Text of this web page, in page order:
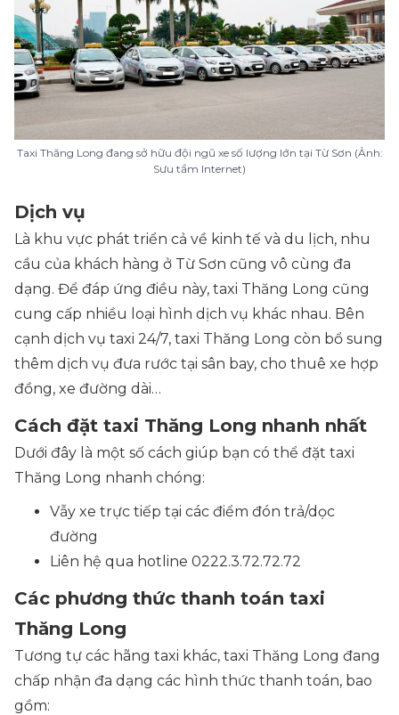
Taxi Thăng Long đang sở hữu đội ngũ xe số lượng lớn tại Từ Sơn (Ảnh:
Sưu tầm Internet)
Dịch vụ
Là khu vực phát triển cả về kinh tế và du lịch, nhu
cầu của khách hàng ở Từ Sơn cũng vô cùng đa
dạng. Để đáp ứng điều này, taxi Thăng Long cũng
cung cấp nhiều loại hình dịch vụ khác nhau. Bên
cạnh dịch vụ taxi 24/7, taxi Thăng Long còn bổ sung
thêm dịch vụ đưa rước tại sân bay, cho thuê xe hợp
đồng, xe đường dài…
Cách đặt taxi Thăng Long nhanh nhất
Dưới đây là một số cách giúp bạn có thể đặt taxi
Thăng Long nhanh chóng:
Vẫy xe trực tiếp tại các điểm đón trả/dọc
đường
Liên hệ qua hotline 0222.3.72.72.72
Các phương thức thanh toán taxi
Thăng Long
Tương tự các hãng taxi khác, taxi Thăng Long đang
chấp nhận đa dạng các hình thức thanh toán, bao
gồm: